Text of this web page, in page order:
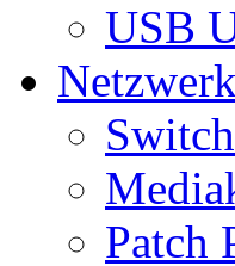
USB
Netzwerk
Patch